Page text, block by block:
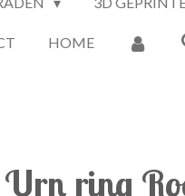
HOME
Urn ring